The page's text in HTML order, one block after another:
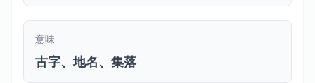
意味
古字、地名、集落